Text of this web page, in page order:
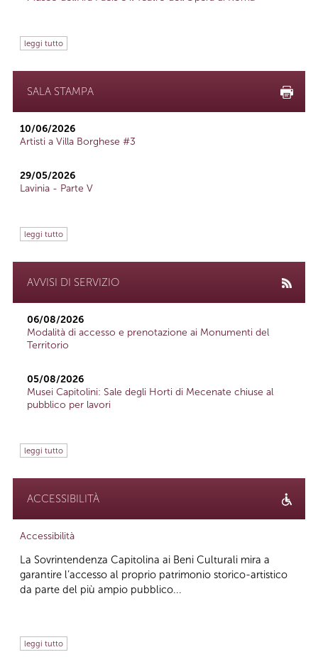
leggi tutto
SALA STAMPA
10/06/2026
Artisti a Villa Borghese #3
29/05/2026
Lavinia - Parte V
leggi tutto
AVVISI DI SERVIZIO
06/08/2026
Modalità di accesso e prenotazione ai Monumenti del
Territorio
05/08/2026
Musei Capitolini: Sale degli Horti di Mecenate chiuse al
pubblico per lavori
leggi tutto
ACCESSIBILITÀ
Accessibilità
La Sovrintendenza Capitolina ai Beni Culturali mira a
garantire l’accesso al proprio patrimonio storico-artistico
da parte del più ampio pubblico...
leggi tutto